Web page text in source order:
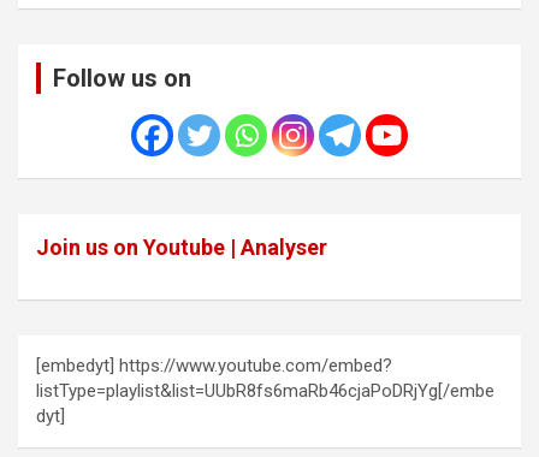
Follow us on
Join us on Youtube | Analyser
[embedyt] https://www.youtube.com/embed?
listType=playlist&list=UUbR8fs6maRb46cjaPoDRjYg[/embe
dyt]